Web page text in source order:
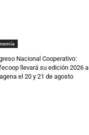
Nacional Cooperativo:
llevará su edición 2026 a
el 20 y 21 de agosto